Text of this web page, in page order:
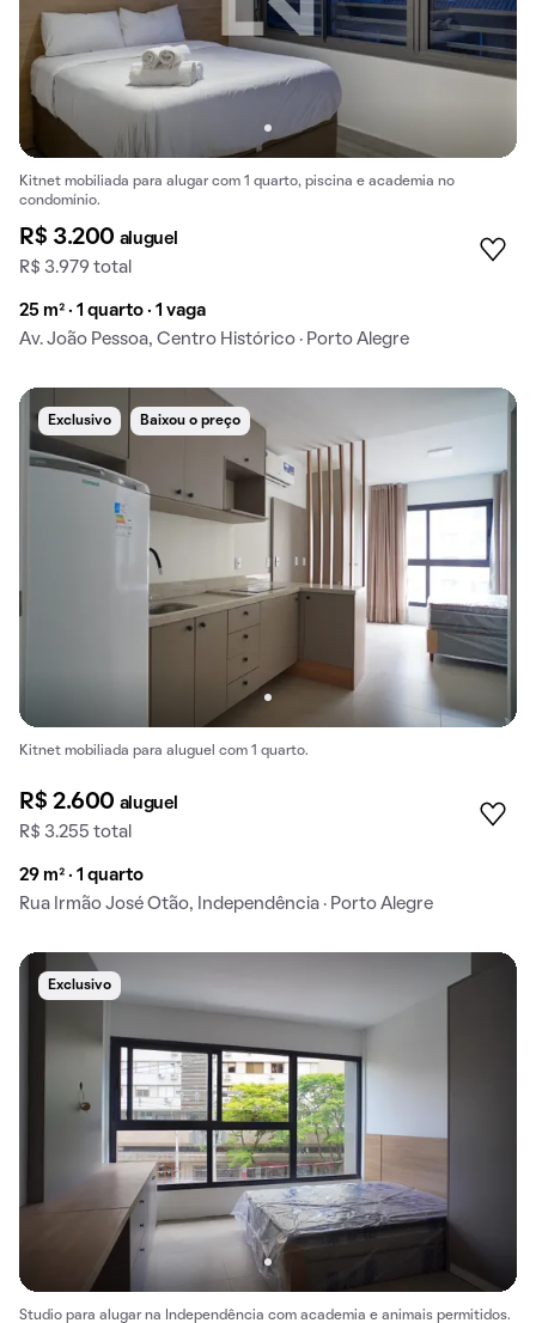
Kitnet mobiliada para alugar com 1 quarto, piscina e academia no
condomínio.
R$ 3.200 aluguel
R$ 3.979 total
25 m² · 1 quarto · 1 vaga
Av. João Pessoa, Centro Histórico · Porto Alegre
Exclusivo Baixou o preço
Kitnet mobiliada para aluguel com 1 quarto.
R$ 2.600 aluguel
R$ 3.255 total
29 m² · 1 quarto
Rua Irmão José Otão, Independência · Porto Alegre
Exclusivo
Studio para alugar na Independência com academia e animais permitidos.